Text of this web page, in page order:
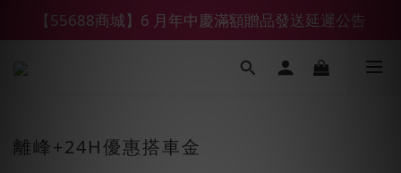
【鑽石熊/金熊新客首購限定】優惠搭車金
【55688商城】6 月年中慶滿額贈品發送延遲公告
【鑽石熊/金熊新客首購限定】優惠搭車金
離峰+24H優惠搭車金